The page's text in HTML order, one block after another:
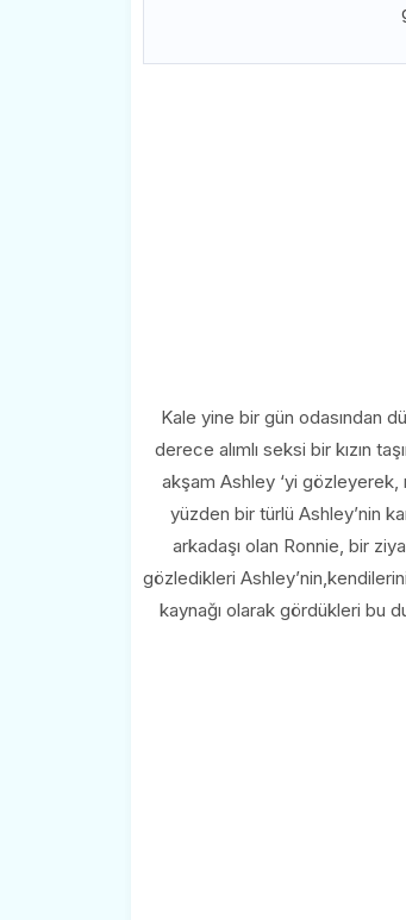
Kale yine bir gün odasından
derece alımlı seksi bir kızın
akşam Ashley ‘yi gözleyerek,
yüzden bir türlü Ashley’nin
arkadaşı olan Ronnie, bir
gözledikleri
kaynağı olarak gördükleri bu